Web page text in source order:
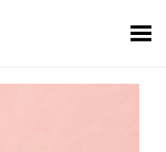
Kuva menüü